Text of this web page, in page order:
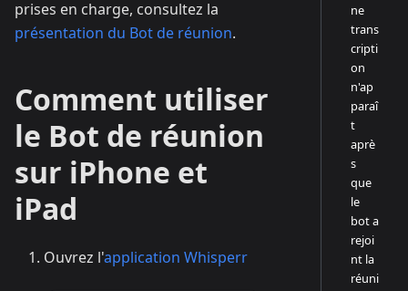
prises en charge, consultez la
présentation du Bot de réunion.
Comment utiliser
le Bot de réunion
sur iPhone et
iPad
Ouvrez l'application Whisperr
ne
trans
cripti
on
n'ap
paraî
t
aprè
s
que
le
bot a
rejoi
nt la
réuni